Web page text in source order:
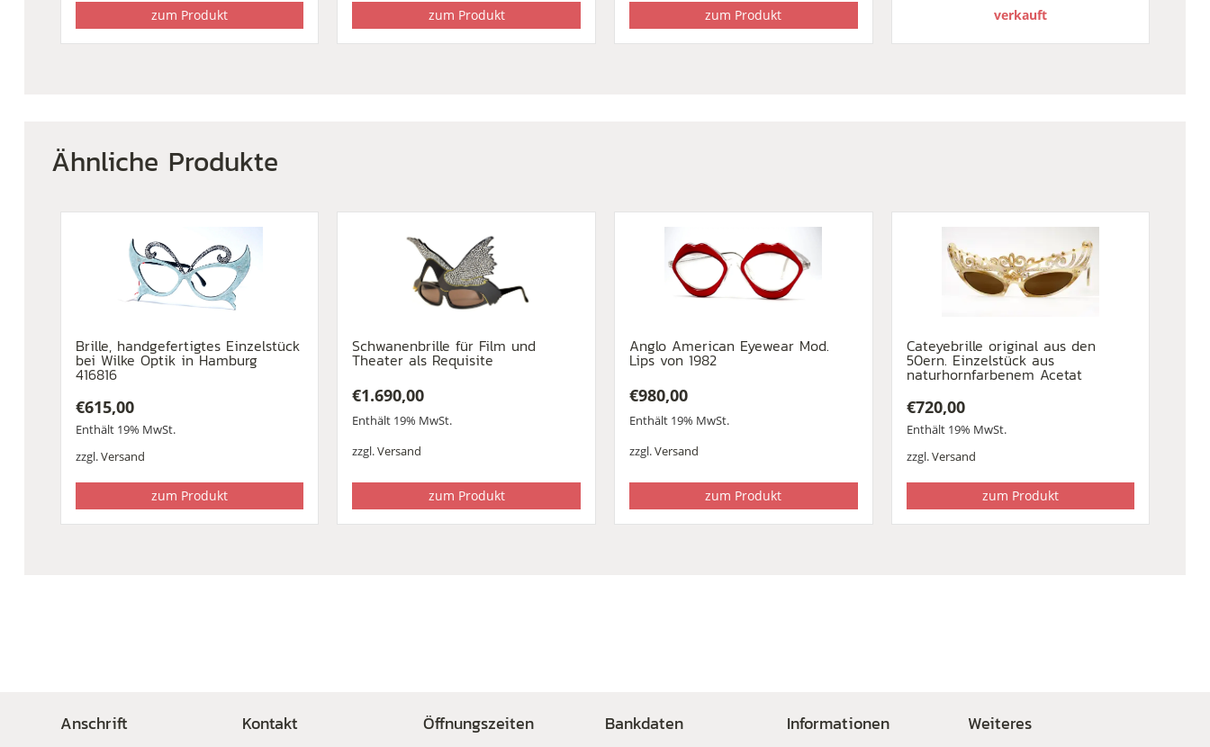
zum Produkt zum Produkt zum Produkt verkauft
Ähnliche Produkte
Brille, handgefertigtes Einzelstück
bei Wilke Optik in Hamburg
416816
€615,00
Enthält 19% MwSt.
zzgl.Versand
zum Produkt
Schwanenbrille für Film und
Theater als Requisite
€1.690,00
Enthält 19% MwSt.
zzgl.Versand
zum Produkt
Anglo American Eyewear Mod.
Lips von 1982
€980,00
Enthält 19% MwSt.
zzgl.Versand
zum Produkt
Cateyebrille original aus den
50ern. Einzelstück aus
naturhornfarbenem Acetat
€720,00
Enthält 19% MwSt.
zzgl.Versand
zum Produkt
Anschrift Kontakt Öffnungszeiten Bankdaten Informationen Weiteres